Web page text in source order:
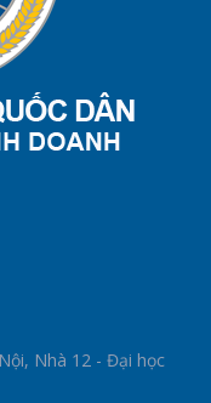
Nhà 12 - Đại học